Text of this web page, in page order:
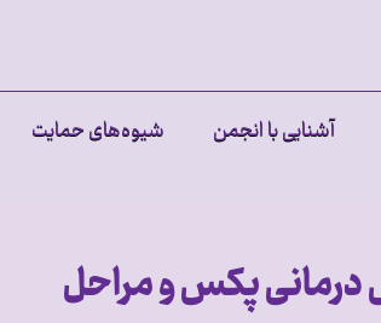
آشنایی با انجمن شیوه‌های حمایت
پکس و مراحل